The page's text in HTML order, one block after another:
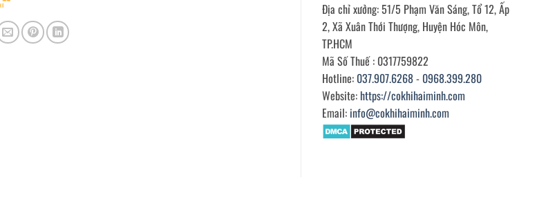
Địa chỉ xưởng: 51/5 Phạm Văn Sáng, Tổ 12, Ấp
2, Xã Xuân Thới Thượng, Huyện Hóc Môn,
TP.HCM
Mã Số Thuế : 0317759822
Hotline: 037.907.6268- 0968.399.280
Website: https://cokhihaiminh.com
Email: info@cokhihaiminh.com